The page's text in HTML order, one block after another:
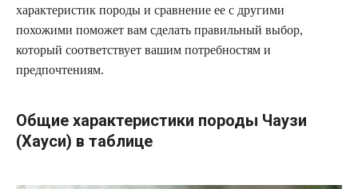
характеристик породы и сравнение ее с другими
похожими поможет вам сделать правильный выбор,
который соответствует вашим потребностям и
предпочтениям.
Общие характеристики породы Чаузи
(Хауси) в таблице